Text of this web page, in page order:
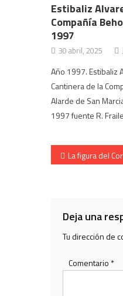
Estibaliz
Compañía
1997
30 abril, 2025
Año 1997. Estibaliz
Cantinera de la
Alarde de San
1997 fuente R. Fraile
La figura del Cornetín de
Deja una
Tu dirección de
Comentario *